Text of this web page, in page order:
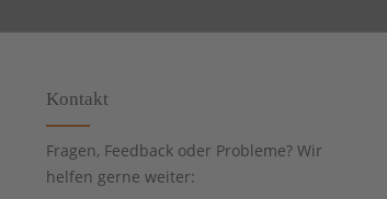
Kontakt
Fragen, Feedback oder Probleme? Wir
helfen gerne weiter: